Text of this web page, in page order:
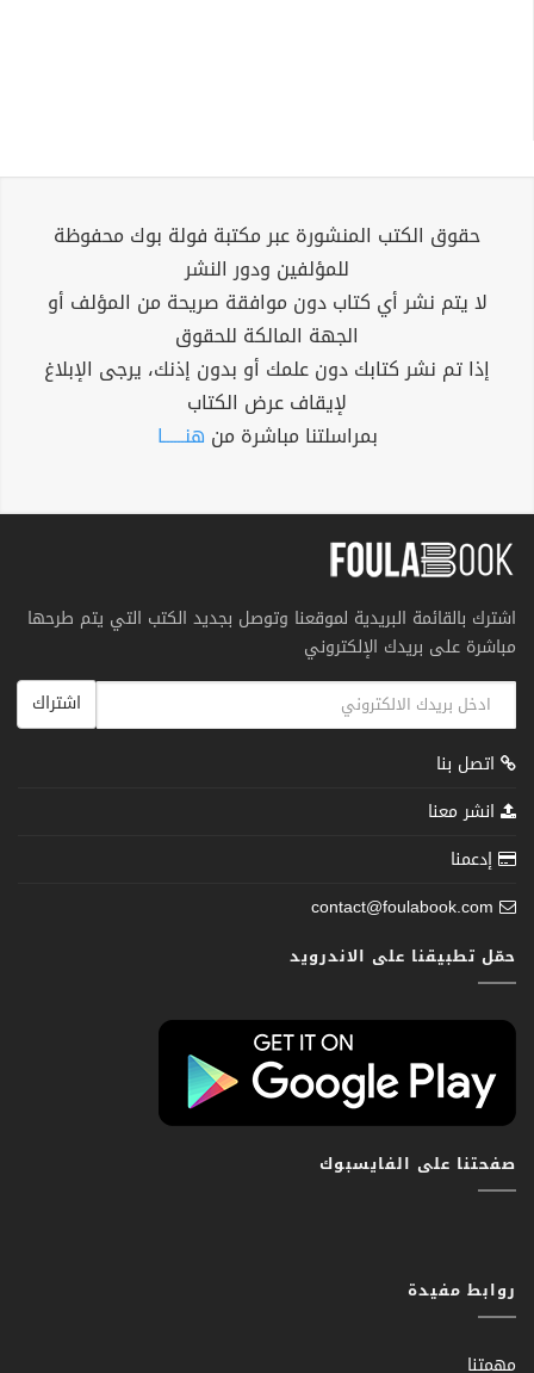
حقوق الكتب المنشورة عبر مكتبة فولة بوك محفوظة
للمؤلفين ودور النشر
لا يتم نشر أي كتاب دون موافقة صريحة من المؤلف أو
الجهة المالكة للحقوق
إذا تم نشر كتابك دون علمك أو بدون إذنك، يرجى الإبلاغ
لإيقاف عرض الكتاب
بمراسلتنا مباشرة من هنــــــا
اشترك بالقائمة البريدية لموقعنا وتوصل بجديد الكتب التي يتم طرحها
مباشرة على بريدك الإلكتروني
اشتراك
اتصل بنا
انشر معنا
إدعمنا
contact@foulabook.com
حمّل تطبيقنا على الاندرويد
صفحتنا على الفايسبوك
روابط مفيدة
مهمتنا